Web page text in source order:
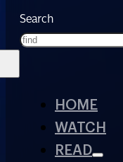
Search
HOME
WATCH
READ